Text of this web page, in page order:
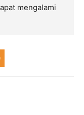
mengalami